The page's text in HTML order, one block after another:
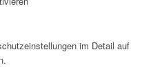
im Detail auf